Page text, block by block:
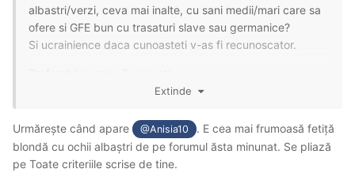
albastri/verzi, ceva mai inalte, cu sani medii/mari care sa
ofere si GFE bun cu trasaturi slave sau germanice?
Si ucrainience daca cunoasteti v-as fi recunoscator.
Multumesc anticipat.
Extinde
Urmărește când apare @Anisia10
. E cea mai frumoasă fetiță
blondă cu ochii albaștri de pe forumul ăsta minunat. Se pliază
pe Toate criteriile scrise de tine.